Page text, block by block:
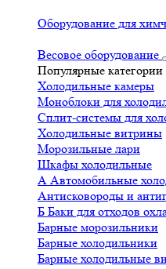
Оборудование для
Весовое оборудование
Популярные категории
Холодильные камеры
Моноблоки для
Сплит-системы для
Холодильные витрины
Морозильные лари
Шкафы холодильные
А Автомобильные
Антисковороды и
Б Баки для отходов
Барные морозильники
Барные холодильники
Барные холодильные